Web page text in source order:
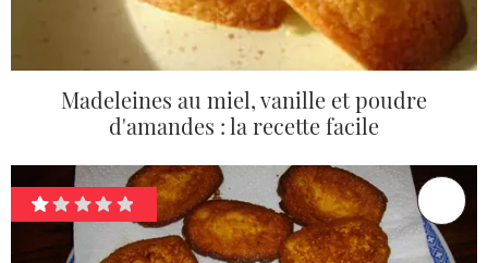
Madeleines au miel, vanille et poudre
d'amandes : la recette facile